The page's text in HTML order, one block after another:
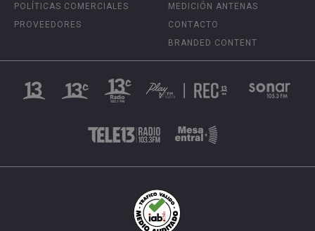
POLÍTICAS COMERCIALES
PROVEEDORES
MEDICIÓN ANTENAS
CONTACTO
BRANDED CONTENT